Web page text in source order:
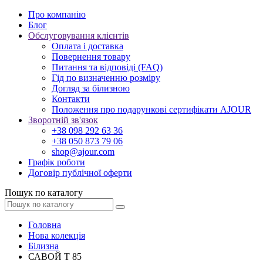
Про компанію
Блог
Обслуговування клієнтів
Оплата і доставка
Повернення товару
Питання та відповіді (FAQ)
Гід по визначенню розміру
Догляд за білизною
Контакти
Положення про подарункові сертифікати AJOUR
Зворотній зв'язок
+38 098 292 63 36
+38 050 873 79 06
shop@ajour.com
Графік роботи
Договір публічної оферти
Пошук по каталогу
Головна
Нова колекція
Білизна
САВОЙ Т 85